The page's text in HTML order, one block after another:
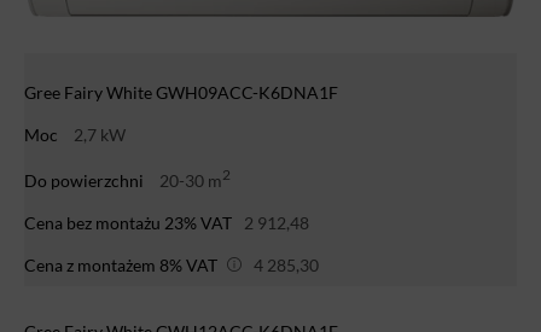
Gree Fairy White GWH09ACC-K6DNA1F
Moc 2,7 kW
Do powierzchni 20-30 m2
Cena bez montażu 23% VAT 2 912,48
Cena z montażem 8% VAT 4 285,30